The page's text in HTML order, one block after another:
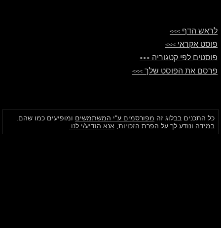
לראש הדף >>>
פוסט אקראי >>>
פוסטים לפי קטגוריה >>>
פרסם את הפוסט שלך >>>
כל התכנים בבלוג זה מפורסמים ע"י המשתמשים ומופיעים כמו שהם.
במידה ונודע לך על הפרת הזכויות, אנא הודיע/י לנו.